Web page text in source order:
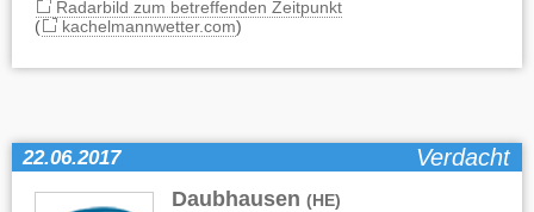
Radarbild zum betreffenden Zeitpunkt
(
kachelmannwetter.com)
22.06.2017 Verdacht
Daubhausen (HE)